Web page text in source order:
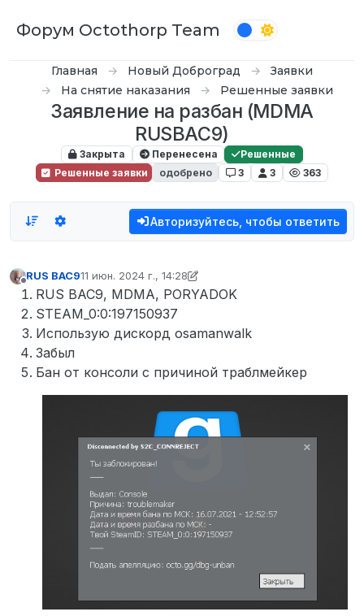
Форум Octothorp Team
Главная Новый Доброград
Заявки
На снятие наказания
Решенные заявки
Заявление на разбан (MDMA
RUSBAC9)
Закрыта Перенесена
Решенные
Решенные заявки
одобрено 3 3 363
Авторизуйтесь, чтобы ответить
Не в сети
RUS BAC911 июн. 2024 г., 14:28
отредактировано VONDIK
RUS BAC9, MDMA, PORYADOK
STEAM_0:0:197150937
Использую дискорд osamanwalk
Забыл
Бан от консоли с причиной траблмейкер